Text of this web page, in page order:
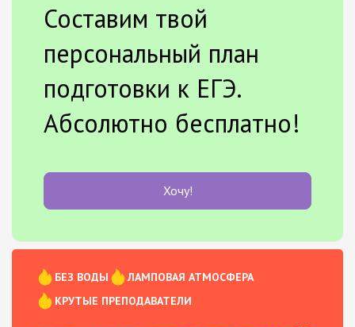
Составим твой
персональный план
подготовки к ЕГЭ.
Абсолютно бесплатно!
Хочу!
БЕЗ ВОДЫ
ЛАМПОВАЯ АТМОСФЕРА
КРУТЫЕ ПРЕПОДАВАТЕЛИ